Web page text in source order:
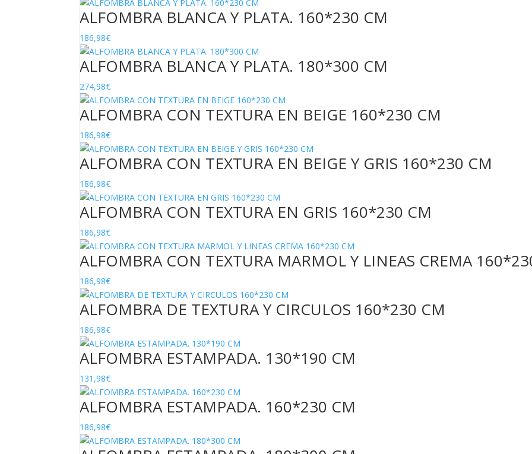
ALFOMBRA BLANCA Y PLATA. 160*230 CM
186,98€
ALFOMBRA BLANCA Y PLATA. 180*300 CM
274,98€
ALFOMBRA CON TEXTURA EN BEIGE 160*230 CM
186,98€
ALFOMBRA CON TEXTURA EN BEIGE Y GRIS 160*230 CM
186,98€
ALFOMBRA CON TEXTURA EN GRIS 160*230 CM
186,98€
ALFOMBRA CON TEXTURA MARMOL Y LINEAS CREMA
186,98€
ALFOMBRA DE TEXTURA Y CIRCULOS 160*230 CM
186,98€
ALFOMBRA ESTAMPADA. 130*190 CM
131,98€
ALFOMBRA ESTAMPADA. 160*230 CM
186,98€